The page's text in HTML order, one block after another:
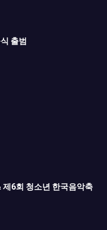
출범
6회 청소년 한국음악축